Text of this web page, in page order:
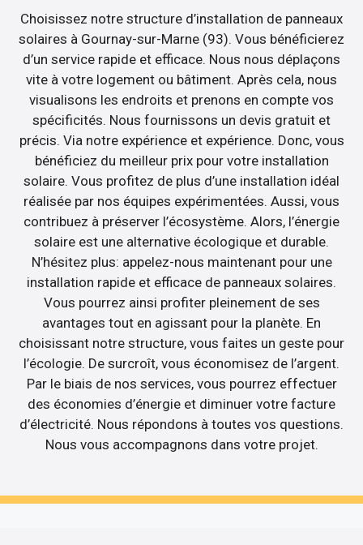
Choisissez notre structure d’installation de panneaux
solaires à Gournay-sur-Marne (93). Vous bénéficierez
d’un service rapide et efficace. Nous nous déplaçons
vite à votre logement ou bâtiment. Après cela, nous
visualisons les endroits et prenons en compte vos
spécificités. Nous fournissons un devis gratuit et
précis. Via notre expérience et expérience. Donc, vous
bénéficiez du meilleur prix pour votre installation
solaire. Vous profitez de plus d’une installation idéal
réalisée par nos équipes expérimentées. Aussi, vous
contribuez à préserver l’écosystème. Alors, l’énergie
solaire est une alternative écologique et durable.
N’hésitez plus: appelez-nous maintenant pour une
installation rapide et efficace de panneaux solaires.
Vous pourrez ainsi profiter pleinement de ses
avantages tout en agissant pour la planète. En
choisissant notre structure, vous faites un geste pour
l’écologie. De surcroît, vous économisez de l’argent.
Par le biais de nos services, vous pourrez effectuer
des économies d’énergie et diminuer votre facture
d’électricité. Nous répondons à toutes vos questions.
Nous vous accompagnons dans votre projet.